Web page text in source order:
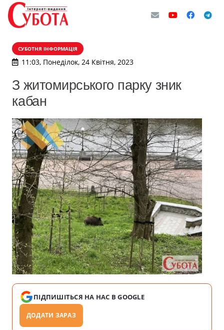
СУБОТНЯ ІНФОРМАЦІЯ
11:03, Понеділок, 24 Квітня, 2023
З житомирського парку зник
кабан
ПІДПИШІТЬСЯ НА НАС В GOOGLE
ДОДАТИ ЗАРАЗ